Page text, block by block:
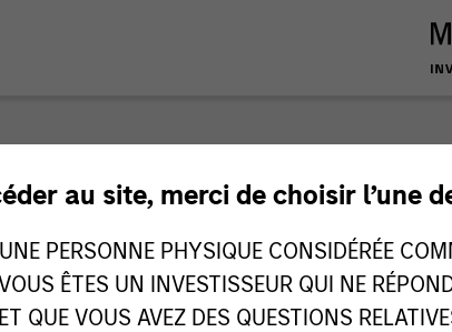
au site, merci de choisir l’une
PERSONNE PHYSIQUE CONSIDÉRÉE
ÊTES UN INVESTISSEUR QUI NE
QUE VOUS AVEZ DES QUESTIONS